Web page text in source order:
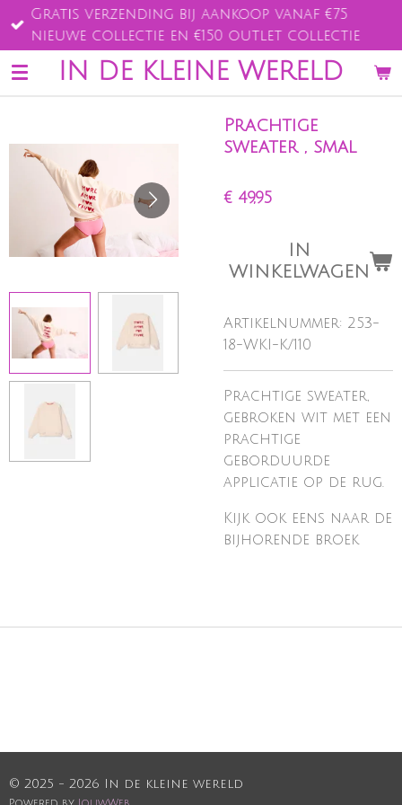
Ga
direct
naar
de
IN DE KLEINE WERELD
Gratis verzending bij aankoop vanaf €75
nieuwe collectie en €150 outlet collectie
Prachtige
sweater , smal
€ 49,95
IN
WINKELWAGEN
Artikelnummer: 253-
18-WKI-K/110
Prachtige sweater,
gebroken wit met een
prachtige
geborduurde
applicatie op de rug.
Kijk ook eens naar de
bijhorende broek
© 2025 - 2026 In de kleine wereld